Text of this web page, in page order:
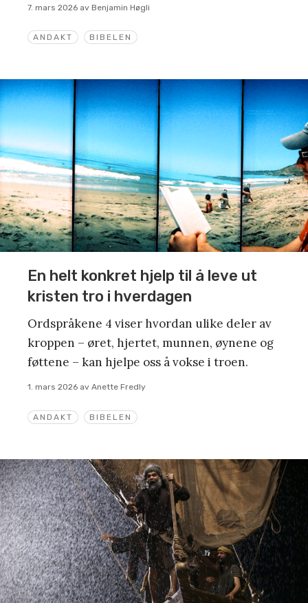
ANDAKT BIBELEN
7. mars 2026 av Benjamin Høgli
ANDAKT BIBELEN
En helt konkret hjelp til å leve ut
kristen tro i hverdagen
Ordspråkene 4 viser hvordan ulike deler av
kroppen – øret, hjertet, munnen, øynene og
føttene – kan hjelpe oss å vokse i troen.
1. mars 2026 av Anette Fredly